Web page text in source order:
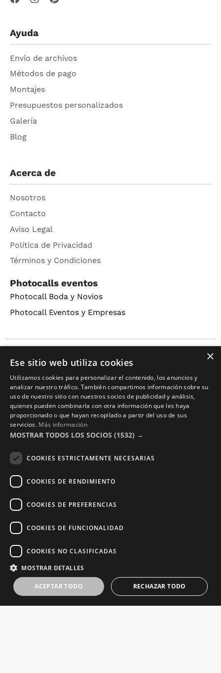
Ayuda
Envío de archivos
Métodos de pago
Montajes
Presupuestos personalizados
Galería
Blog
Acerca de
Nosotros
Contacto
Aviso Legal
Política de Privacidad
Términos y Condiciones
Photocalls eventos
Photocall Boda y Novios
Photocall Eventos y Empresas
Copyright © 2016 – 2026 ZonaPlotter.com. All rights×
Ese sitio web utiliza cookies
Utilizamos cookies para personalizar el contenido, los anuncios y
analizar nuestro tráfico. También compartimos información sobre su
uso de nuestro sitio con nuestros socios de publicidad y análisis,
quienes pueden combinarla con otra información que les haya
proporcionado o que hayan recopilado a partir del uso de sus
servicios. Más información
MOSTRAR TODOS LOS SOCIOS (1532) →
COOKIES ESTRICTAMENTE NECESARIAS
COOKIES DE RENDIMIENTO
COOKIES DE PREFERENCIAS
COOKIES DE FUNCIONALIDAD
COOKIES NO CLASIFICADAS
MOSTRAR DETALLES
ACEPTAR TODO RECHAZAR TODO